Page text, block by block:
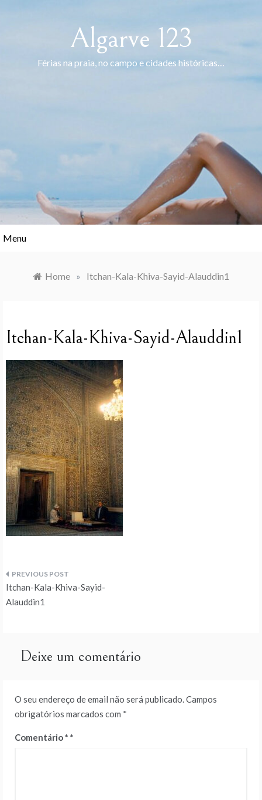
Algarve 123
Férias na praia, no campo e cidades históricas…
Menu
Home » Itchan-Kala-Khiva-Sayid-Alauddin1
Itchan-Kala-Khiva-Sayid-Alauddin1
Navegação
de
Itchan-Kala-Khiva-Sayid-
Alauddin1
Deixe um comentário
O seu endereço de email não será publicado.Campos
obrigatórios marcados com *
Comentário*